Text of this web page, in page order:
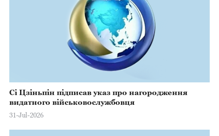
Сі Цзіньпін підписав указ про нагородження
видатного військовослужбовця
31-Jul-2026